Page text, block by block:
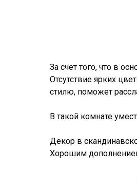
За счет того, что в
Отсутствие ярких
стилю, поможет
В такой комнате
Декор в
Хорошим